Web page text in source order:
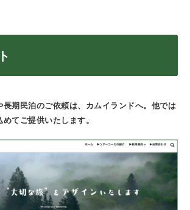
長期民泊のご依頼は、カムイランドへ。他では
てご提供いたします。